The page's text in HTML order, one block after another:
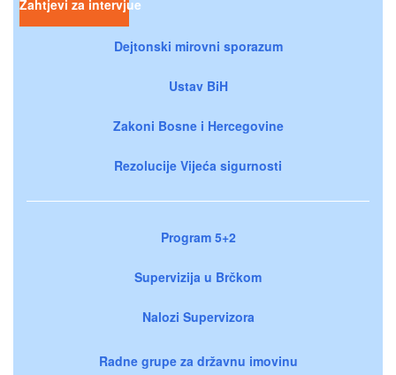
Zahtjevi za intervjue
Dejtonski mirovni sporazum
Ustav BiH
Zakoni Bosne i Hercegovine
Rezolucije Vijeća sigurnosti
Program 5+2
Supervizija u Brčkom
Nalozi Supervizora
Radne grupe za državnu imovinu